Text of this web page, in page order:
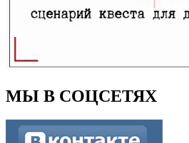
МЫ В СОЦСЕТЯХ